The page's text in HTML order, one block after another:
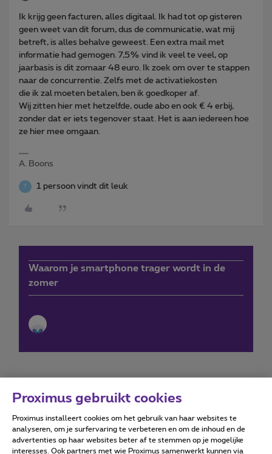
Ik krijg geen facturen, alles digitaal. Ik had tot op gisteren
geen weet van dit forum, dus de communicatie, wat mij
betreft, is alles behalve geweest. Een extra mail met
informatie had gemogen. 7,5% vind ik veel te veel, op
jaarbasis is dit zomaar 48 euro. Ik zoek om over te stappen
naar de concurrentie. Zelfs met de activatiekosten
die ik zal moeten betalen, ben ik goedkoper af.
Wij zitten hier met hetzelfde, oude abo en ook € 4 erbij,
zonder dat er iets tegenover staat. Het is aan iedereen hoe
ze hier mee omgaan.
A. Boons
1 persoon vindt dit leuk
Waarom je smartphone trager wordt in de
zomer
Forumvoorwaarden Accessibility statement
Proximus gebruikt cookies
Proximus installeert cookies om het gebruik van haar websites te
analyseren, om je surfervaring te verbeteren en om de inhoud en de
advertenties op haar websites beter af te stemmen op je mogelijke
interesses. Ook partners met wie Proximus samenwerkt kunnen via